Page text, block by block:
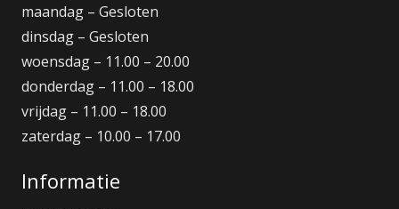
maandag – Gesloten
dinsdag – Gesloten
woensdag – 11.00 – 20.00
donderdag – 11.00 – 18.00
vrijdag – 11.00 – 18.00
zaterdag – 10.00 – 17.00
Informatie